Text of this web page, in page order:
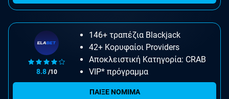
8.8 /10
146+ τραπέζια Blackjack
42+ Κορυφαίοι Providers
Αποκλειστική Κατηγορία: CRAB
VIP* πρόγραμμα
ΠΑΙΞΕ ΝΟΜΙΜΑ